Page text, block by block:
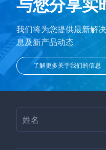
与您分享实
我们将为您提供最新解
息及新产品动态
了解更多关于我们的信息